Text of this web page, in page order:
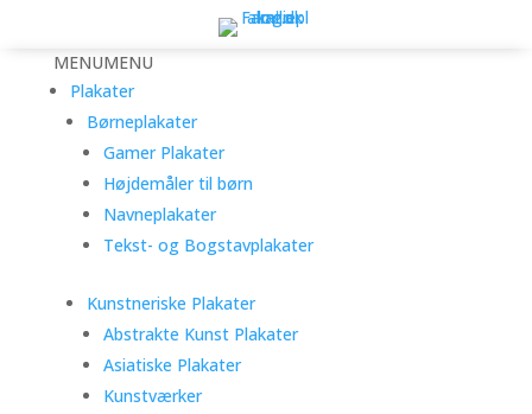
MENUMENU
Plakater
Børneplakater
Gamer Plakater
Højdemåler til børn
Navneplakater
Tekst- og Bogstavplakater
Kunstneriske Plakater
Abstrakte Kunst Plakater
Asiatiske Plakater
Kunstværker